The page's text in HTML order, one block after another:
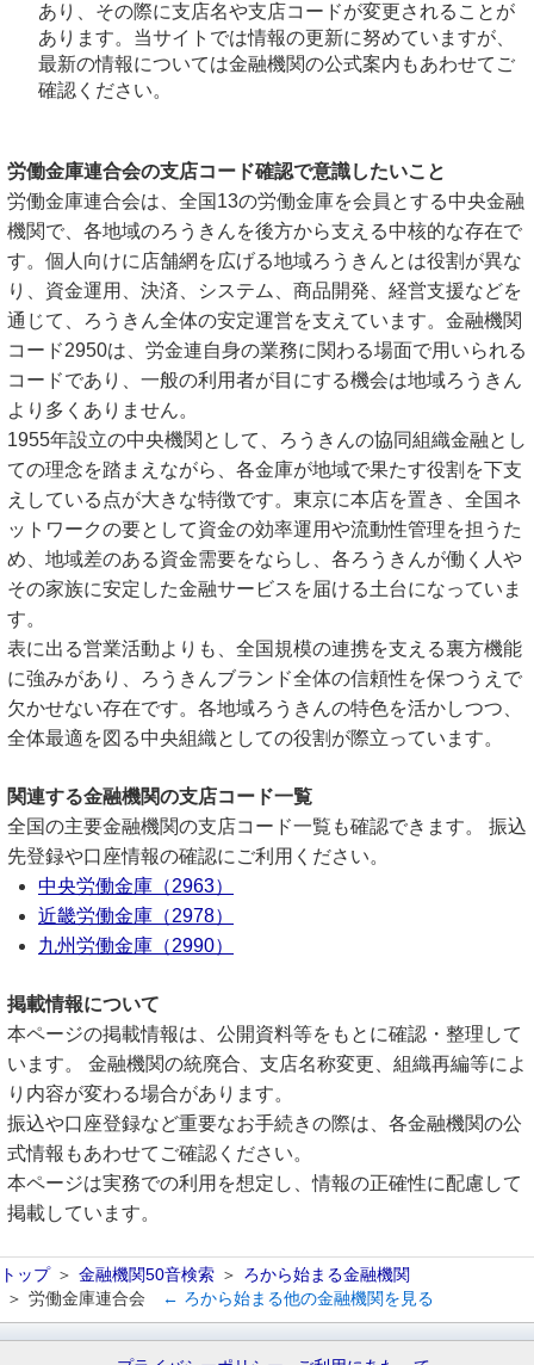
あり、その際に支店名や支店コードが変更されることが
あります。当サイトでは情報の更新に努めていますが、
最新の情報については金融機関の公式案内もあわせてご
確認ください。
労働金庫連合会の支店コード確認で意識したいこと
労働金庫連合会は、全国13の労働金庫を会員とする中央金融
機関で、各地域のろうきんを後方から支える中核的な存在で
す。個人向けに店舗網を広げる地域ろうきんとは役割が異な
り、資金運用、決済、システム、商品開発、経営支援などを
通じて、ろうきん全体の安定運営を支えています。金融機関
コード2950は、労金連自身の業務に関わる場面で用いられる
コードであり、一般の利用者が目にする機会は地域ろうきん
より多くありません。
1955年設立の中央機関として、ろうきんの協同組織金融とし
ての理念を踏まえながら、各金庫が地域で果たす役割を下支
えしている点が大きな特徴です。東京に本店を置き、全国ネ
ットワークの要として資金の効率運用や流動性管理を担うた
め、地域差のある資金需要をならし、各ろうきんが働く人や
その家族に安定した金融サービスを届ける土台になっていま
す。
表に出る営業活動よりも、全国規模の連携を支える裏方機能
に強みがあり、ろうきんブランド全体の信頼性を保つうえで
欠かせない存在です。各地域ろうきんの特色を活かしつつ、
全体最適を図る中央組織としての役割が際立っています。
関連する金融機関の支店コード一覧
全国の主要金融機関の支店コード一覧も確認できます。 振込
先登録や口座情報の確認にご利用ください。
中央労働金庫（2963）
近畿労働金庫（2978）
九州労働金庫（2990）
掲載情報について
本ページの掲載情報は、公開資料等をもとに確認・整理して
います。 金融機関の統廃合、支店名称変更、組織再編等によ
り内容が変わる場合があります。
振込や口座登録など重要なお手続きの際は、各金融機関の公
式情報もあわせてご確認ください。
本ページは実務での利用を想定し、情報の正確性に配慮して
掲載しています。
トップ 金融機関50音検索
ろから始まる金融機関
労働金庫連合会
← ろから始まる他の金融機関を見る